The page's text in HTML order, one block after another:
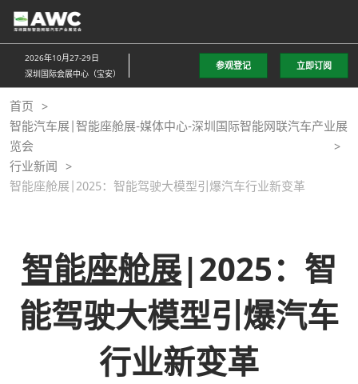
直
接
跳
至
内
容
2026年10月27-29日
深圳国际会展中心（宝安）
参观登记 立即订阅
首页
智能汽车展|智能座舱展-媒体中心-深圳国际智能网联汽车产业展
览会
行业新闻
智能座舱展|2025：智能驾驶大模型引爆汽车行业新变革
智能座舱展|2025：智
能驾驶大模型引爆汽车
行业新变革